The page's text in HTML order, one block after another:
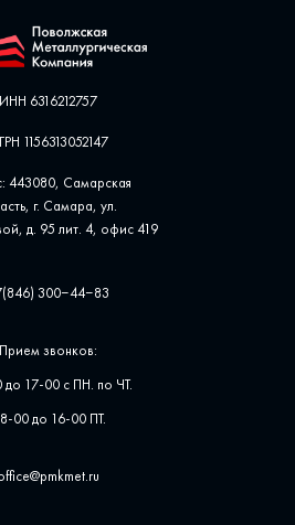
ИНН 6316212757
1156313052147
443080, Самарская
г. Самара, ул.
д. 95 лит. 4, офис ​419
300‒44‒83
Прием звонков:
до 17-00 с ПН. по ЧТ.
00 до 16-00 ПТ.